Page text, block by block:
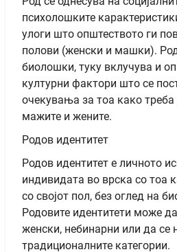
психолошките
улоги што општеството ги
полови (женски и машки).
биолошки, туку вклучува и
културни фактори што се
очекувања за тоа како треба
мажите и жените.
Родов идентитет
Родов идентитет е личното
индивидата во врска со тоа
со својот пол, без оглед на
Родовите идентитети може
женски, небинарни или да се
традиционалните категории.